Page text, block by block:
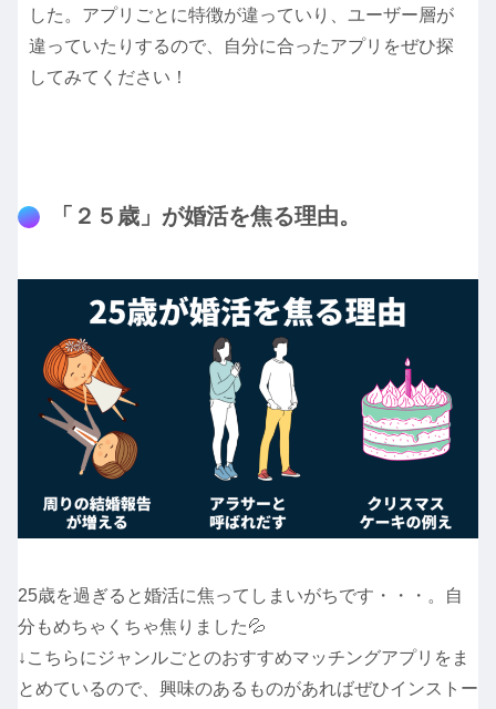
した。アプリごとに特徴が違っていり、ユーザー層が
違っていたりするので、自分に合ったアプリをぜひ探
してみてください！
「２５歳」が婚活を焦る理由。
25歳を過ぎると婚活に焦ってしまいがちです・・・。自
分もめちゃくちゃ焦りました💦
↓こちらにジャンルごとのおすすめマッチングアプリをま
とめているので、興味のあるものがあればぜひインストー